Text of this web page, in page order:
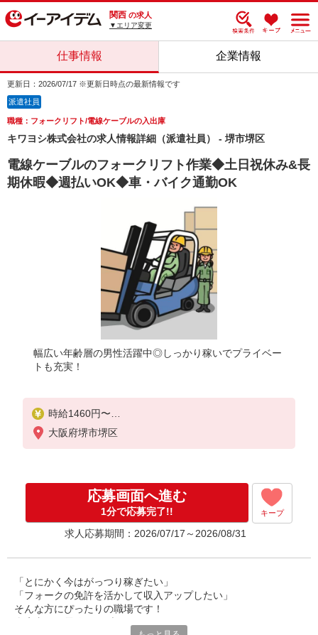
関西 の求人
▼エリア変更
仕事情報 企業情報
更新日：2026/07/17 ※更新日時点の最新情報です
派遣社員
職種：フォークリフト/電線ケーブルの入出庫
キワヨシ株式会社の求人情報詳細（派遣社員） - 堺市堺区
電線ケーブルのフォークリフト作業◆土日祝休み&長
期休暇◆週払いOK◆車・バイク通勤OK
幅広い年齢層の男性活躍中◎しっかり稼いでプライベー
トも充実！
時給1460円〜
※残業手当別途支給
※交通費支給（月1万2000円まで）
（8ｈ×21日勤務×時給1460円、残業30h、交通費1万
2000円の場合）
大阪府堺市堺区
応募画面へ進む
1分で応募完了!! キープ
求人応募期間：2026/07/17～2026/08/31
「とにかく今はがっつり稼ぎたい」
「フォークの免許を活かして収入アップしたい」
そんな方にぴったりの職場です！